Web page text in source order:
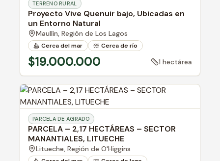
TERRENO RURAL
Proyecto Vive Quenuir bajo, Ubicadas en
un Entorno Natural
Maullín, Región de Los Lagos
Cerca del mar Cerca de río
$19.000.000 1 hectárea
PARCELA DE AGRADO
PARCELA – 2,17 HECTÁREAS – SECTOR
MANANTIALES, LITUECHE
Litueche, Región de O'Higgins